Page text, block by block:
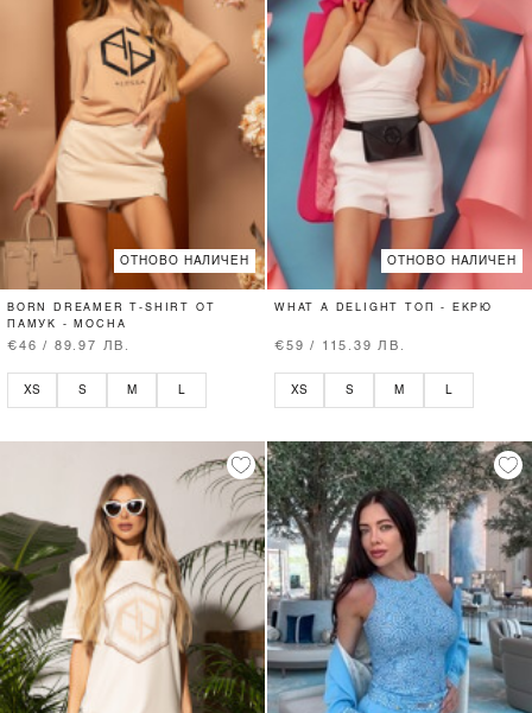
ОТНОВО НАЛИЧЕН
BORN DREAMER T-SHIRT ОТ
ПАМУК - MOCHA
€46 / 89.97 ЛВ.
XS S M L
ОТНОВО НАЛИЧЕН
WHAT A DELIGHT ТОП - ЕКРЮ
€59 / 115.39 ЛВ.
XS S M L